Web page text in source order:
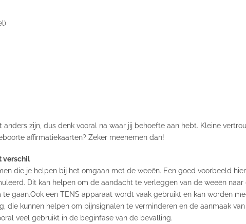
zijn, dus denk vooral na waar jij behoefte aan hebt. Kleine
affirmatiekaarten? Zeker meenemen dan!
verschil
die je helpen bij het omgaan met de weeën. Een goed voorbeeld
Dit kan helpen om de aandacht te verleggen van de weeën
te gaan.Ook een TENS apparaat wordt vaak gebruikt en kan worden
die kunnen helpen om pijnsignalen te verminderen en de aanmaak
veel gebruikt in de beginfase van de bevalling.